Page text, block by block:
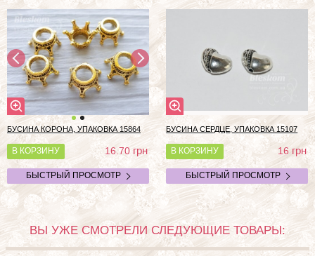
БУСИНА КОРОНА, УПАКОВКА 15864
В КОРЗИНУ 16.70грн
БЫСТРЫЙ ПРОСМОТР
БУСИНА СЕРДЦЕ, УПАКОВКА 15107
В КОРЗИНУ 16 грн
БЫСТРЫЙ ПРОСМОТР
ВЫ УЖЕ СМОТРЕЛИ СЛЕДУЮЩИЕ ТОВАРЫ: